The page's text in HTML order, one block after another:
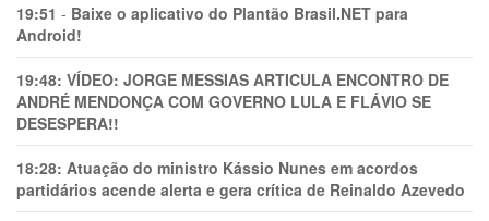
19:51 - Baixe o aplicativo do Plantão Brasil.NET para
Android!
19:48: VÍDEO: JORGE MESSIAS ARTICULA ENCONTRO DE
ANDRÉ MENDONÇA COM GOVERNO LULA E FLÁVIO SE
DESESPERA!!
18:28: Atuação do ministro Kássio Nunes em acordos
partidários acende alerta e gera crítica de Reinaldo Azevedo